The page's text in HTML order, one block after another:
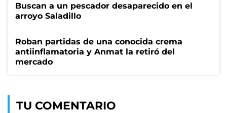
Buscan a un pescador desaparecido en el
arroyo Saladillo
Roban partidas de una conocida crema
antiinflamatoria y Anmat la retiró del
mercado
TU COMENTARIO